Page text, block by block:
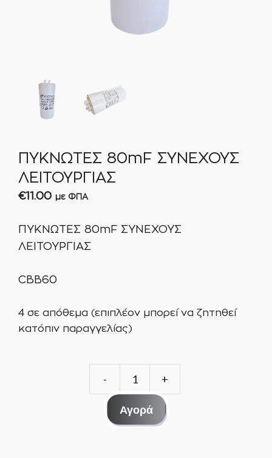
ΠΥΚΝΩΤΕΣ 80mF ΣΥΝΕΧΟΥΣ
ΛΕΙΤΟΥΡΓΙΑΣ
€11.00 με ΦΠΑ
ΠΥΚΝΩΤΕΣ 80mF ΣΥΝΕΧΟΥΣ
ΛΕΙΤΟΥΡΓΙΑΣ
CBB60
4 σε απόθεμα (επιπλέον μπορεί να ζητηθεί
κατόπιν παραγγελίας)
Αγορά